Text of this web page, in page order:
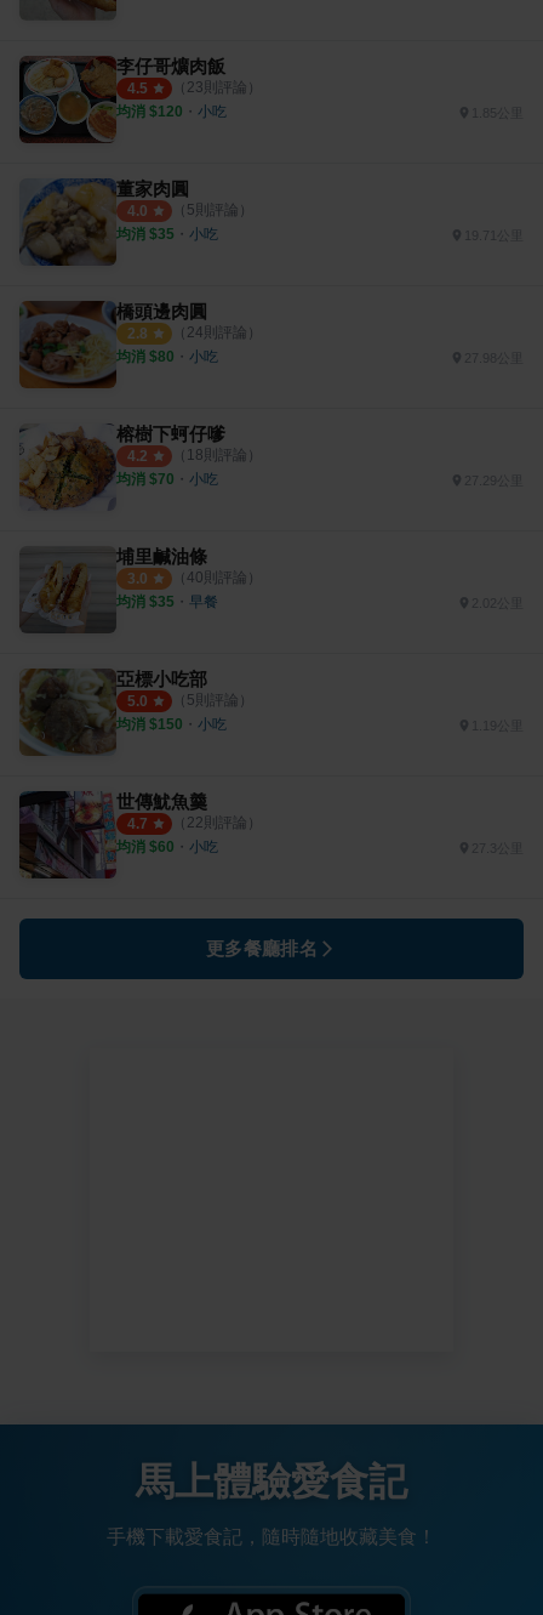
李仔哥爌肉飯
4.5 （ 23則評論）
均消 $120 ・ 小吃 1.85公里
董家肉圓
4.0 （ 5則評論）
均消 $35 ・ 小吃
橋頭邊肉圓
2.8 （ 24則評論）
均消 $80 ・ 小吃
榕樹下蚵仔嗲
4.2 （ 18則評論）
均消 $70 ・ 小吃
埔里鹹油條
3.0 （ 40則評論）
均消 $35 ・ 早餐
亞標小吃部
5.0 （ 5則評論）
均消 $150 ・ 小吃
世傳魷魚羹
4.7 （ 22則評論）
均消 $60 ・ 小吃
更多餐廳排名
馬上體驗愛食記
手機下載愛食記，隨時隨地收藏美食！